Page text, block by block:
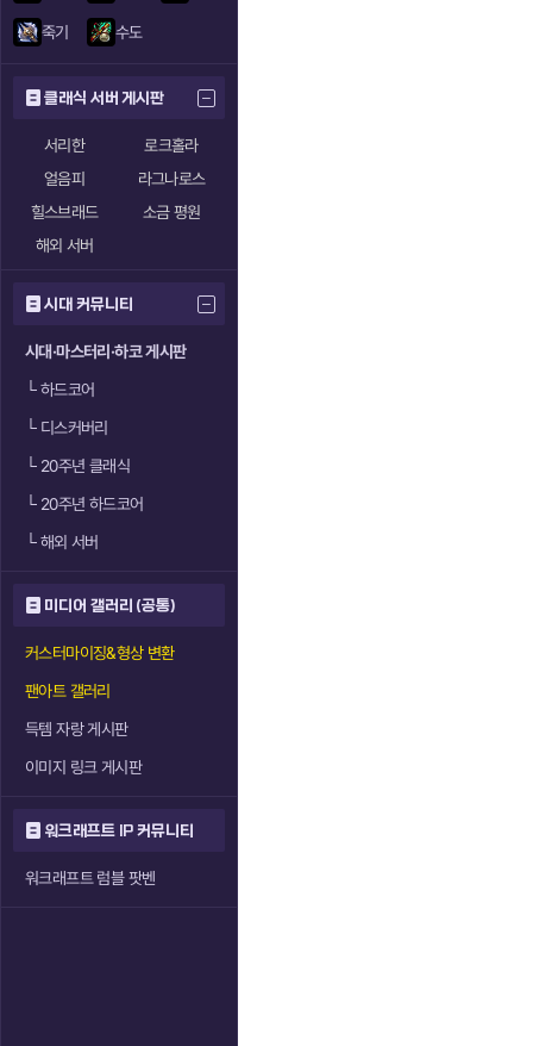
죽기 수도
클래식 서버 게시판
서리한
로크홀라
얼음피
라그나로스
힐스브래드
소금 평원
해외 서버
시대 커뮤니티
시대·마스터리·하코 게시판
└하드코어
└디스커버리
└20주년 클래식
└20주년 하드코어
└해외 서버
미디어 갤러리 (공통)
커스터마이징&형상 변환
팬아트 갤러리
득템 자랑 게시판
이미지 링크 게시판
워크래프트 IP 커뮤니티
워크래프트 럼블 팟벤